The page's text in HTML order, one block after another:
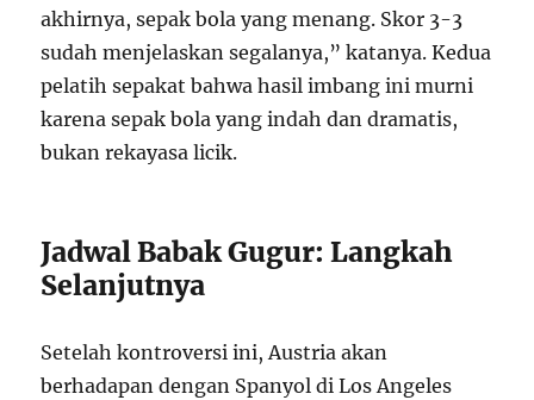
akhirnya, sepak bola yang menang. Skor 3-3
sudah menjelaskan segalanya,” katanya. Kedua
pelatih sepakat bahwa hasil imbang ini murni
karena sepak bola yang indah dan dramatis,
bukan rekayasa licik.
Jadwal Babak Gugur: Langkah
Selanjutnya
Setelah kontroversi ini, Austria akan
berhadapan dengan Spanyol di Los Angeles